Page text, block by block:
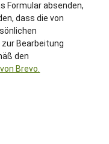
Formular absenden,
dass die von
Bearbeitung
den
Brevo.